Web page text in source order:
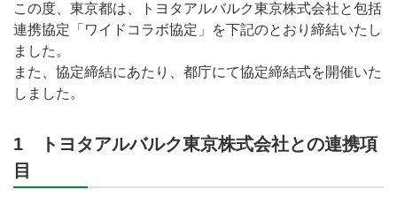
この度、東京都は、トヨタアルバルク東京株式会社と包括
連携協定「ワイドコラボ協定」を下記のとおり締結いたし
ました。
また、協定締結にあたり、都庁にて協定締結式を開催いた
しました。
1 トヨタアルバルク東京株式会社との連携項
目